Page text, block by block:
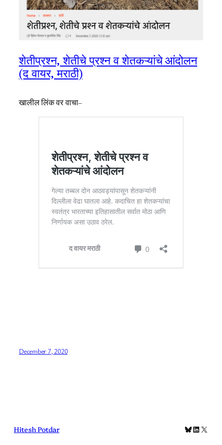
शेतीप्रश्न, शेतीचे प्रश्न व शेतकऱ्यांचे आंदोलन
(द वायर, मराठी)
खालील लिंक वर वाचा–
December 7, 2020
Hitesh Potdar Bluesky
LinkedIn
X